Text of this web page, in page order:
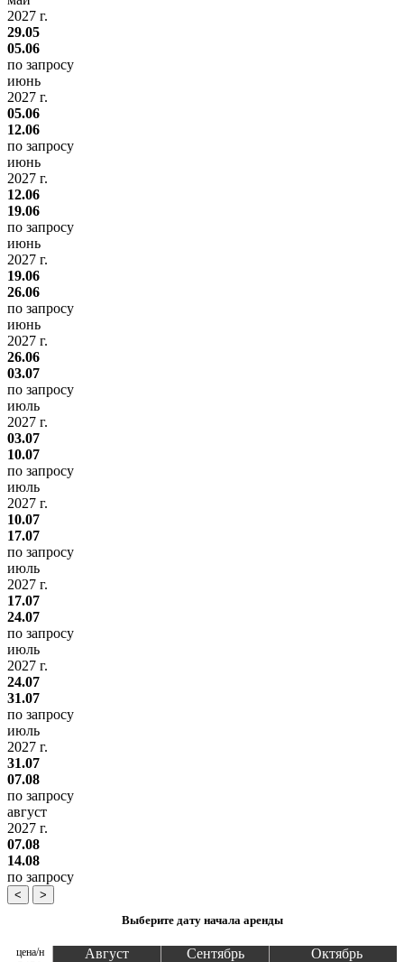
2027 г.
29.05
05.06
по запросу
июнь
2027 г.
05.06
12.06
по запросу
июнь
2027 г.
12.06
19.06
по запросу
июнь
2027 г.
19.06
26.06
по запросу
июнь
2027 г.
26.06
03.07
по запросу
июль
2027 г.
03.07
10.07
по запросу
июль
2027 г.
10.07
17.07
по запросу
июль
2027 г.
17.07
24.07
по запросу
июль
2027 г.
24.07
31.07
по запросу
июль
2027 г.
31.07
07.08
по запросу
август
2027 г.
07.08
14.08
по запросу
<
>
Выберите дату начала аренды
цена/н Август Сентябрь
Октябрь